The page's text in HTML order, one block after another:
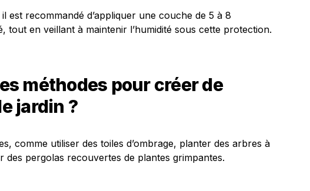
est recommandé d’appliquer une couche de 5 à 8
tout en veillant à maintenir l’humidité sous cette protection.
méthodes pour créer de
jardin ?
comme utiliser des toiles d’ombrage, planter des arbres à
des pergolas recouvertes de plantes grimpantes.